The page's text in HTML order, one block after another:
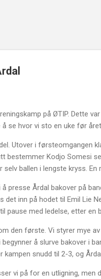
på ØTIP. Dette
se hvor vi sto en uke før
Utover i førsteomgangen
bestemmer Kodjo Somesi
selv ballen i lengste kryss.
presse Årdal bakover på
det inn på hodet til Emil Lie
pause med ledelse, etter en
den første. Vi styrer mye
å slurve bakover i
kampen snudd til 2-3, og
vi på for en utligning,